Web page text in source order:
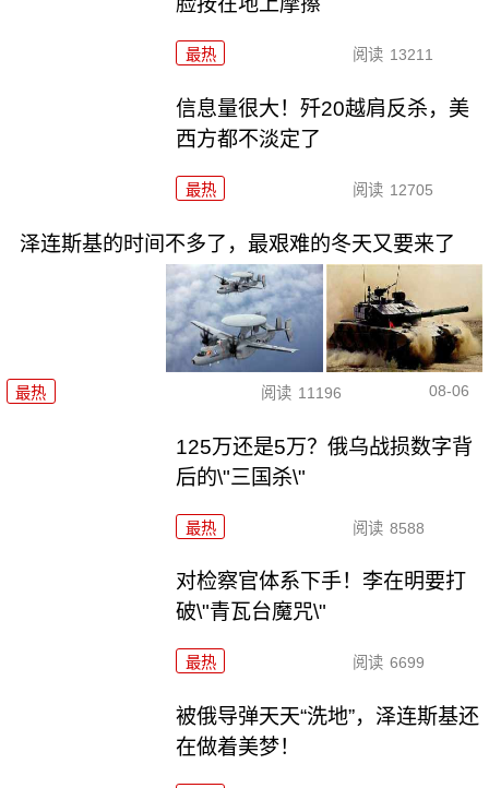
最热 阅读 13211
信息量很大！歼20越肩反杀，美
西方都不淡定了
最热 阅读 12705
泽连斯基的时间不多了，最艰难的冬天又要来了
最热 阅读 11196 08-06
125万还是5万？俄乌战损数字背
后的\"三国杀\"
最热 阅读 8588
对检察官体系下手！李在明要打
破\"青瓦台魔咒\"
最热 阅读 6699
被俄导弹天天“洗地”，泽连斯基还
在做着美梦！